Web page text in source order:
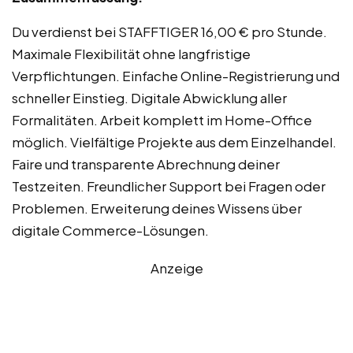
Du verdienst bei STAFFTIGER 16,00 € pro Stunde.
Maximale Flexibilität ohne langfristige
Verpflichtungen. Einfache Online-Registrierung und
schneller Einstieg. Digitale Abwicklung aller
Formalitäten. Arbeit komplett im Home-Office
möglich. Vielfältige Projekte aus dem Einzelhandel.
Faire und transparente Abrechnung deiner
Testzeiten. Freundlicher Support bei Fragen oder
Problemen. Erweiterung deines Wissens über
digitale Commerce-Lösungen.
Anzeige